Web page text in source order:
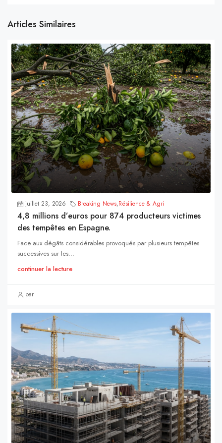
Articles Similaires
juillet 23, 2026 Breaking News,Résilience & Agri
4,8 millions d’euros pour 874 producteurs victimes
des tempêtes en Espagne.
Face aux dégâts considérables provoqués par plusieurs tempêtes
successives sur les...
continuer la lecture
par